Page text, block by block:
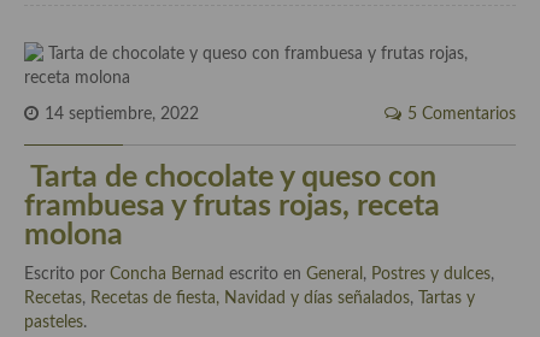
Viajes eno-gastro-turísticos
Las opiniones de la «Cocinera»
Prensa
Recetas
Acompañamientos
14 septiembre, 2022 5 Comentarios
Tarta de chocolate y queso con
frambuesa y frutas rojas, receta
molona
Escrito por Concha Bernad escrito en General , Postres y dulces,
Recetas, Recetas de fiesta, Navidad y días señalados,
Tartas y
pasteles.